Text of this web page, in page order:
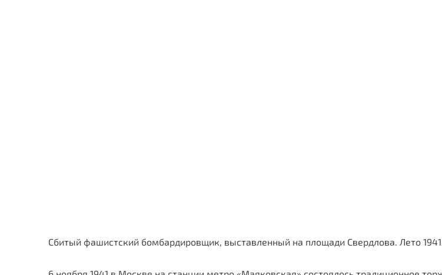
Сбитый фашистский бомбардировщик, выставленный на площади Свердлова. Лето 1941.